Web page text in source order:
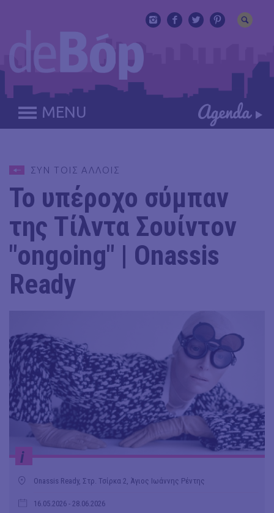
MENU
ΣΥΝ ΤΟΙΣ ΑΛΛΟΙΣ
Το υπέροχο σύμπαν
της Τίλντα Σουίντον
"οngoing" | Onassis
Ready
i
Onassis Ready, Στρ. Τσίρκα 2, Άγιος Ιωάννης Ρέντης
16.05.2026 - 28.06.2026